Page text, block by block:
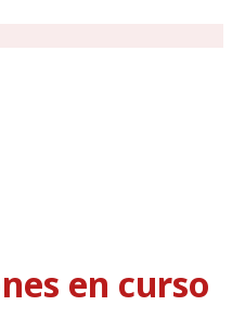
en curso